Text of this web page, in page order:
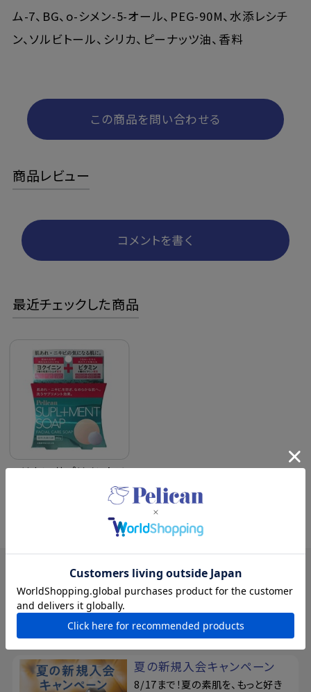
ム-7、BG、o-シメン-5-オール、PEG-90M、水添レシチ
ン、ソルビトール、シリカ、ピーナッツ油、香料
この商品を問い合わせる
商品レビュー
コメントを書く
最近チェックした商品
ペリカン サプリメントソ
SPECIAL
特集
夏の新規入会キャンペーン
8/17まで！夏の素肌を、もっと好き